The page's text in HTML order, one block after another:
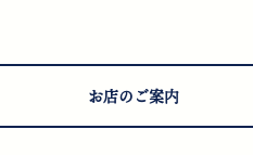
お店のご案内